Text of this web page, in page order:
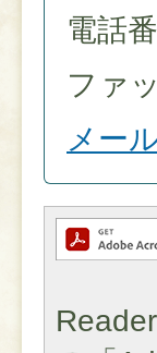
電話
ファ
メー